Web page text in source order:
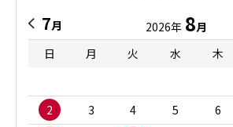
7月 2026年 8月
日
月 火 水 木
2
3 4 5 6